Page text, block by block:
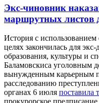
Экс-чиновник
маршрутных листов
История с
целях закончилась для
образования, культуры и
Баламовскиса уголовным
вынужденным карьерным
расследованию
органах 6 июля поставила